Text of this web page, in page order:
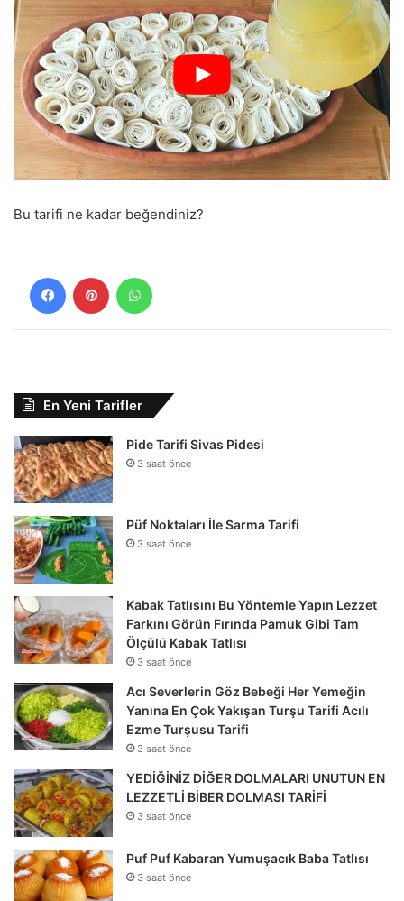
Bu tarifi ne kadar beğendiniz?
FacebookPinterest
En Yeni Tarifler
Pide Tarifi Sivas Pidesi
3 saat önce
Püf Noktaları İle Sarma Tarifi
3 saat önce
Kabak Tatlısını Bu Yöntemle Yapın Lezzet
Farkını Görün Fırında Pamuk Gibi Tam
Ölçülü Kabak Tatlısı
3 saat önce
Acı Severlerin Göz Bebeği Her Yemeğin
Yanına En Çok Yakışan Turşu Tarifi Acılı
Ezme Turşusu Tarifi
3 saat önce
YEDİĞİNİZ DİĞER DOLMALARI UNUTUN EN
LEZZETLİ BİBER DOLMASI TARİFİ
3 saat önce
Puf Puf Kabaran Yumuşacık Baba Tatlısı
3 saat önce